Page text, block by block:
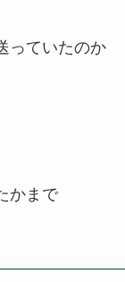
っていたのか
かまで